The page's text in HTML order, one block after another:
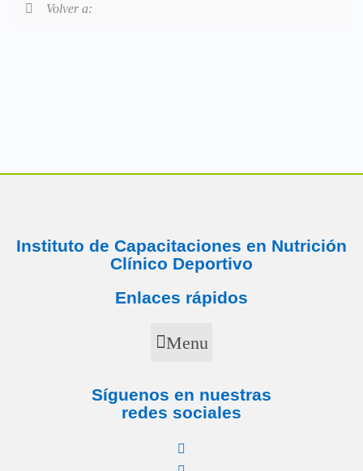
Volver a:
Instituto de Capacitaciones en Nutrición
Clínico Deportivo
Enlaces rápidos
Menu
Síguenos en nuestras
redes sociales